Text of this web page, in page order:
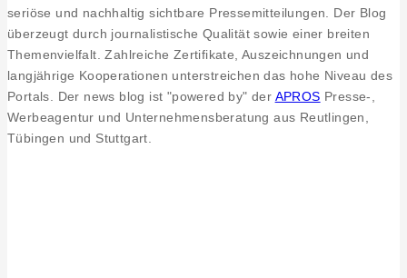
seriöse und nachhaltig sichtbare Pressemitteilungen. Der Blog
überzeugt durch journalistische Qualität sowie einer breiten
Themenvielfalt. Zahlreiche Zertifikate, Auszeichnungen und
langjährige Kooperationen unterstreichen das hohe Niveau des
Portals. Der news blog ist "powered by" der APROS Presse-,
Werbeagentur und Unternehmensberatung aus Reutlingen,
Tübingen und Stuttgart.